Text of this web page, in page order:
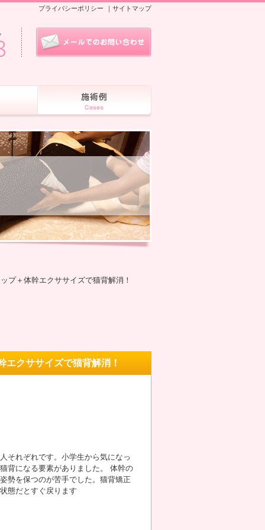
プライバシーポリシー ｜ サイトマップ
プ＋体幹エクササイズで猫背解消！
クササイズで猫背解消！
それぞれです。小学生から気になっ
背になる要素がありました。 体幹の
勢を保つのが苦手でした。猫背矯正
態だとすぐ戻ります